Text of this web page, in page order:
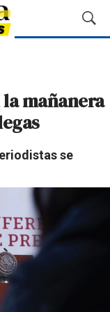
M
o
a
r
u
mañanera
se